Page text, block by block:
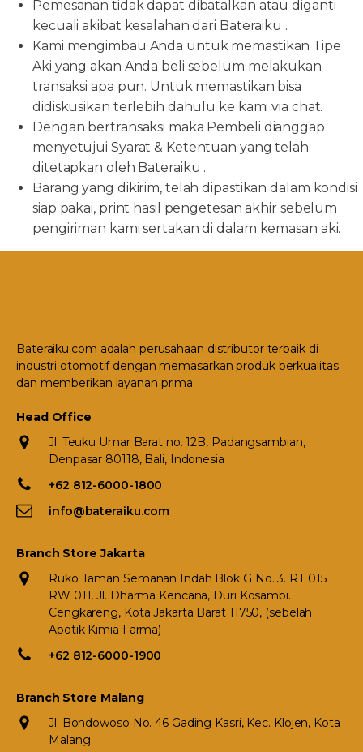
Pemesanan tidak dapat dibatalkan atau diganti
kecuali akibat kesalahan dari Bateraiku .
Kami mengimbau Anda untuk memastikan Tipe
Aki yang akan Anda beli sebelum melakukan
transaksi apa pun. Untuk memastikan bisa
didiskusikan terlebih dahulu ke kami via chat.
Dengan bertransaksi maka Pembeli dianggap
menyetujui Syarat & Ketentuan yang telah
ditetapkan oleh Bateraiku .
Barang yang dikirim, telah dipastikan dalam kondisi
siap pakai, print hasil pengetesan akhir sebelum
pengiriman kami sertakan di dalam kemasan aki.
Bateraiku.com adalah perusahaan distributor terbaik di
industri otomotif dengan memasarkan produk berkualitas
dan memberikan layanan prima.
Head Office
Jl. Teuku Umar Barat no. 12B, Padangsambian,
Denpasar 80118, Bali, Indonesia
+62 812-6000-1800
info@bateraiku.com
Branch Store Jakarta
Ruko Taman Semanan Indah Blok G No. 3. RT 015
RW 011, Jl. Dharma Kencana, Duri Kosambi.
Cengkareng, Kota Jakarta Barat 11750, (sebelah
Apotik Kimia Farma)
+62 812-6000-1900
Branch Store Malang
Jl. Bondowoso No. 46 Gading Kasri, Kec. Klojen, Kota
Malang